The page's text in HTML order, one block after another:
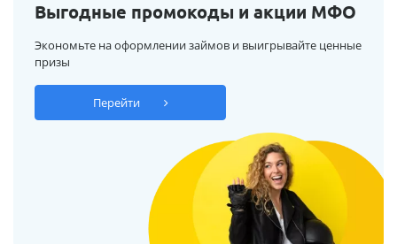
Выгодные промокоды и акции МФО
Экономьте на оформлении займов и выигрывайте ценные
призы
Перейти